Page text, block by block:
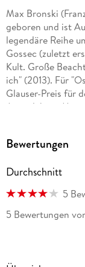
Max Bronski
geboren und ist
legendäre Reihe
Gossec (zuletzt
Kult. Große
ich" (2013). Für
Glauser-Preis für
Autor lebt in
Bewertungen
Durchschnitt
5
5 Bewertungen